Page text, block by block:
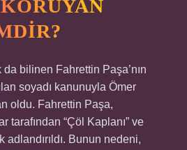
bilinen Fahrettin Paşa’nın
soyadı kanunuyla Ömer
oldu. Fahrettin Paşa,
tarafından “Çöl Kaplanı” ve
adlandırıldı. Bunun nedeni,